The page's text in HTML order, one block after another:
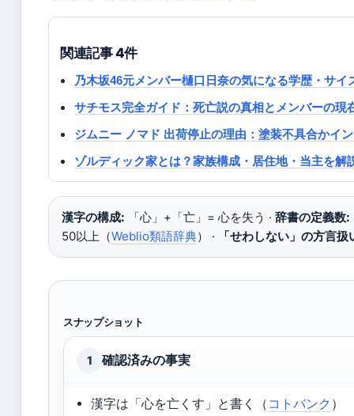
関連記事 4件
乃木坂46元メンバー樋口日奈の気になる学歴・サ
サチモス完全ガイド：死亡説の真相とメンバーの現
ジムニー ノマド 出荷停止の理由：塗装不具合かイ
ゾルディック家とは？家族構成・居住地・当主を解
漢字の構成: 「心」+「亡」= 心を失う · 辞書の定義数:
50以上（Weblio類語辞典） · 「せわしない」の方言扱
スナップショット
1 確認済みの事実
漢字は「心を亡くす」と書く（ コトバンク ）